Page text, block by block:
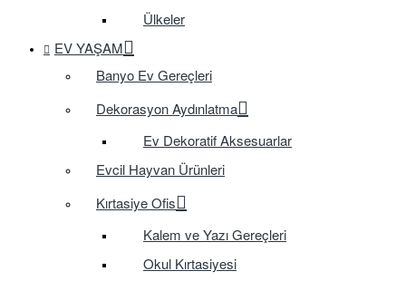
Ülkeler
EV YAŞAM
Banyo Ev Gereçleri
Dekorasyon Aydınlatma
Ev Dekoratif Aksesuarlar
Evcil Hayvan Ürünleri
Kırtasiye Ofis
Kalem ve Yazı Gereçleri
Okul Kırtasiyesi